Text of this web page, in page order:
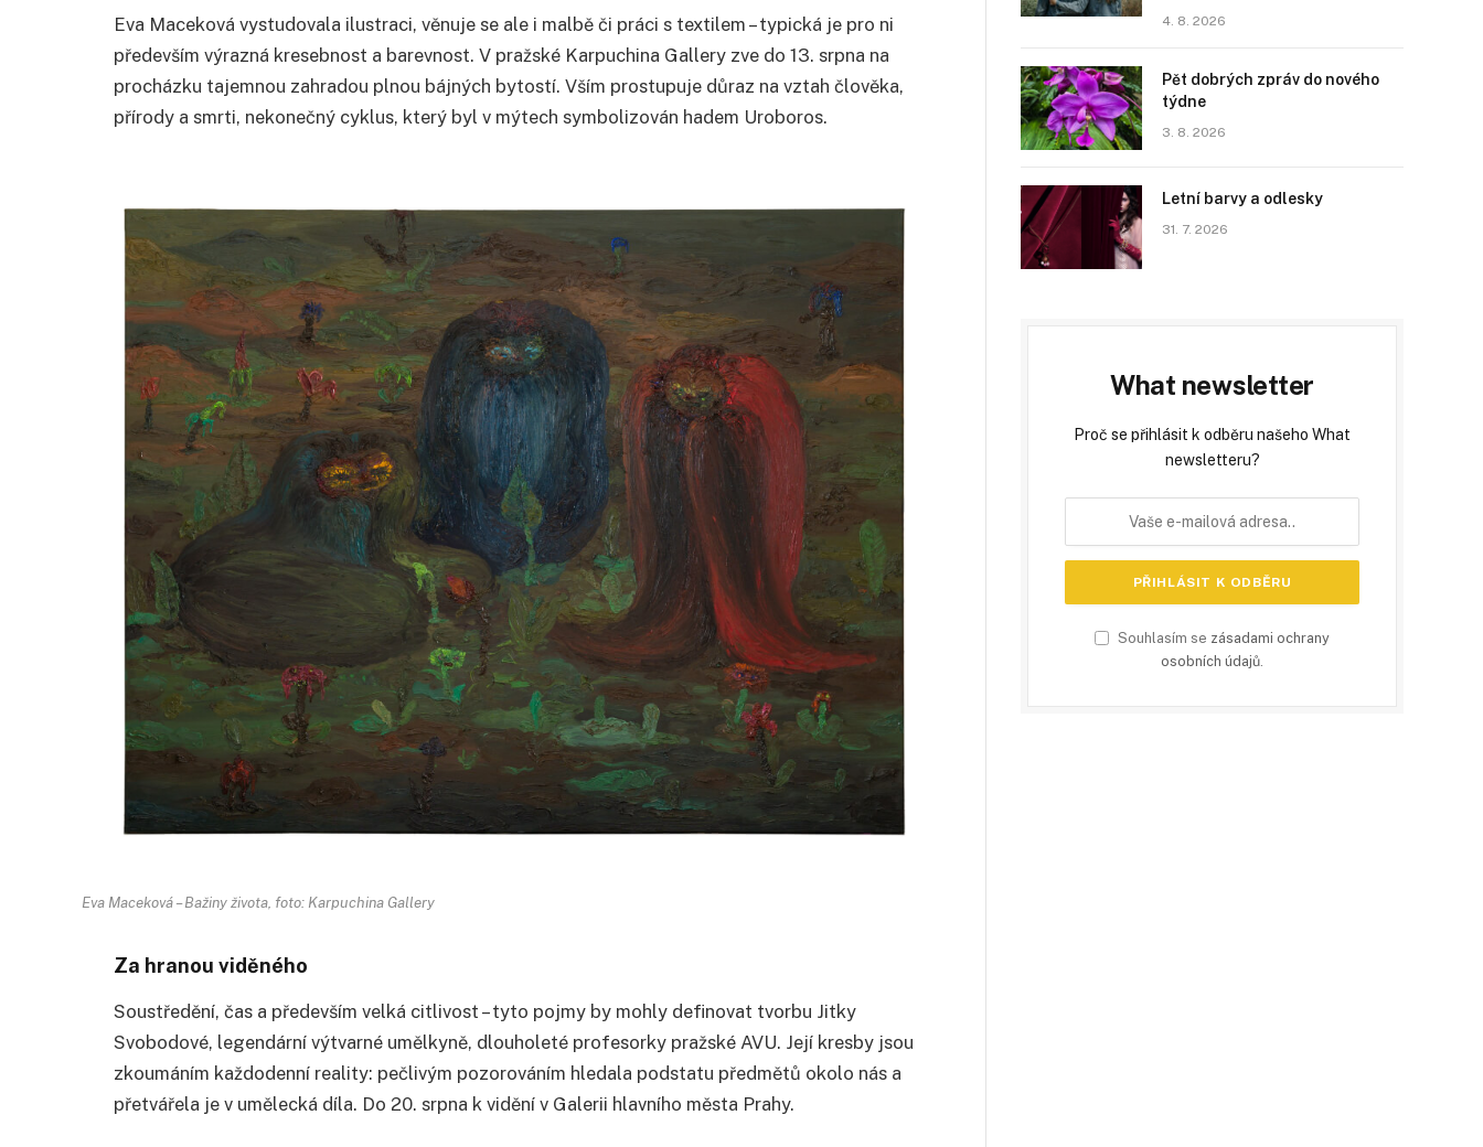
Eva Maceková vystudovala ilustraci, věnuje se ale i malbě či práci s textilem – typická je pro ni
především výrazná kresebnost a barevnost. V pražské Karpuchina Gallery zve do 13. srpna na
procházku tajemnou zahradou plnou bájných bytostí. Vším prostupuje důraz na vztah člověka,
přírody a smrti, nekonečný cyklus, který byl v mýtech symbolizován hadem Uroboros.
Eva Maceková – Bažiny života, foto: Karpuchina Gallery
Za hranou viděného
Soustředění, čas a především velká citlivost – tyto pojmy by mohly definovat tvorbu Jitky
Svobodové, legendární výtvarné umělkyně, dlouholeté profesorky pražské AVU. Její kresby jsou
zkoumáním každodenní reality: pečlivým pozorováním hledala podstatu předmětů okolo nás a
přetvářela je v umělecká díla. Do 20. srpna k vidění v Galerii hlavního města Prahy.
4. 8. 2026
Pět dobrých zpráv do nového
týdne
3. 8. 2026
Letní barvy a odlesky
31. 7. 2026
What newsletter
Proč se přihlásit k odběru našeho What
newsletteru?
Souhlasím se zásadami ochrany
osobních údajů